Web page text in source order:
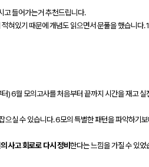
고 들어가는거 추천드립니다.
혀있기 때문에 개념도 읽으면서 문풀을 했습니다.
) 6월 모의고사를 처음부터 끝까지 시간을 재고
으실 수 있습니다. 6모의 특별한 패턴을 파악하기
사고 회로로 다시 정비한다는 느낌을 가질 수 있었